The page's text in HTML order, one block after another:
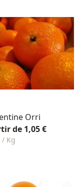
Orri
de 1,05 €
/ Kg